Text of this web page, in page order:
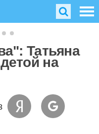
Татьяна
на